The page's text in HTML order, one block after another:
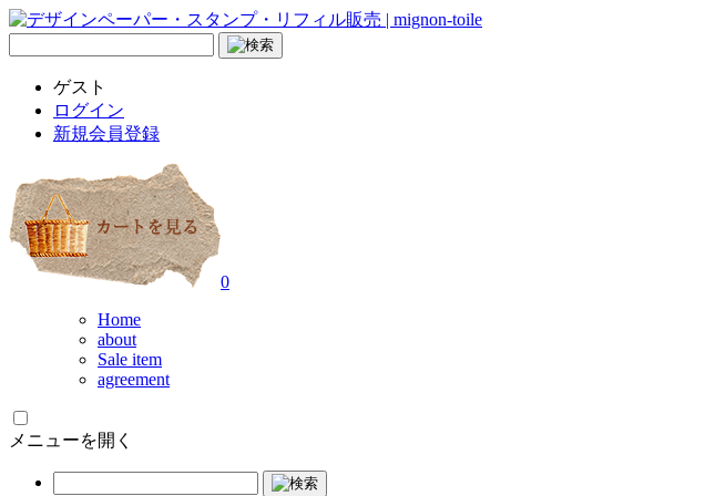
ゲスト
ログイン
新規会員登録
0
Home
about
Sale item
agreement
メニューを開く